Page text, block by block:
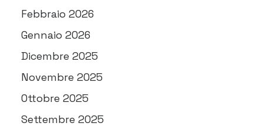
Febbraio 2026
Gennaio 2026
Dicembre 2025
Novembre 2025
Ottobre 2025
Settembre 2025